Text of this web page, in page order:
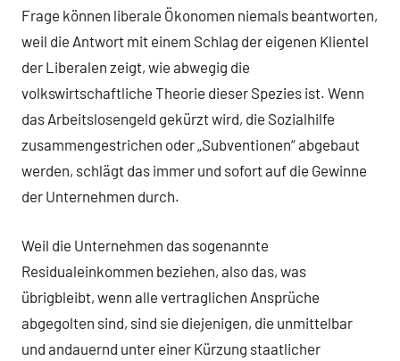
Frage können liberale Ökonomen niemals beantworten,
weil die Antwort mit einem Schlag der eigenen Klientel
der Liberalen zeigt, wie abwegig die
volkswirtschaftliche Theorie dieser Spezies ist. Wenn
das Arbeitslosengeld gekürzt wird, die Sozialhilfe
zusammengestrichen oder „Subventionen“ abgebaut
werden, schlägt das immer und sofort auf die Gewinne
der Unternehmen durch.
Weil die Unternehmen das sogenannte
Residualeinkommen beziehen, also das, was
übrigbleibt, wenn alle vertraglichen Ansprüche
abgegolten sind, sind sie diejenigen, die unmittelbar
und andauernd unter einer Kürzung staatlicher